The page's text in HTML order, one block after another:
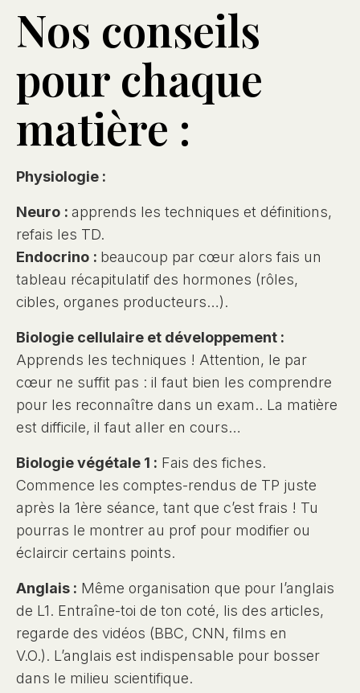
Nos conseils
pour chaque
matière :
Physiologie :
Neuro : apprends les techniques et définitions,
refais les TD.
Endocrino : beaucoup par cœur alors fais un
tableau récapitulatif des hormones (rôles,
cibles, organes producteurs…).
Biologie cellulaire et développement :
Apprends les techniques ! Attention, le par
cœur ne suffit pas : il faut bien les comprendre
pour les reconnaître dans un exam.. La matière
est difficile, il faut aller en cours…
Biologie végétale 1 : Fais des fiches.
Commence les comptes-rendus de TP juste
après la 1ère séance, tant que c’est frais ! Tu
pourras le montrer au prof pour modifier ou
éclaircir certains points.
Anglais : Même organisation que pour l’anglais
de L1. Entraîne-toi de ton coté, lis des articles,
regarde des vidéos (BBC, CNN, films en
V.O.). L’anglais est indispensable pour bosser
dans le milieu scientifique.